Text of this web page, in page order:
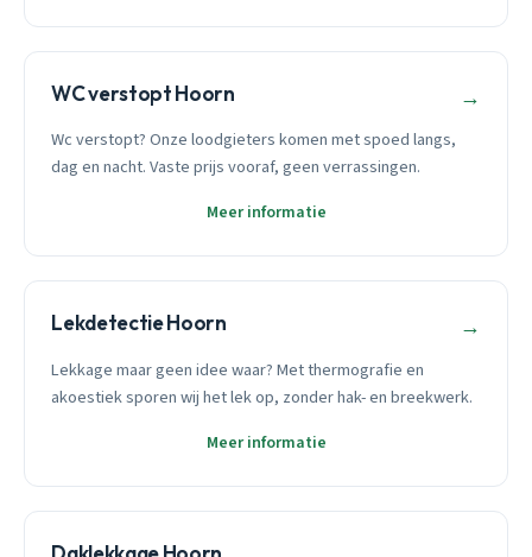
WC verstopt Hoorn →
Wc verstopt? Onze loodgieters komen met spoed langs,
dag en nacht. Vaste prijs vooraf, geen verrassingen.
Meer informatie
Lekdetectie Hoorn →
Lekkage maar geen idee waar? Met thermografie en
akoestiek sporen wij het lek op, zonder hak- en breekwerk.
Meer informatie